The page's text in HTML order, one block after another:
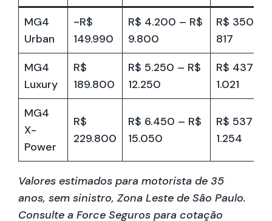
MG4
Urban
~R$
149.990
R$ 4.200 – R$
9.800
R$ 350 –
817
MG4
Luxury
R$
189.800
R$ 5.250 – R$
12.250
R$ 437 –
1.021
MG4
X-
Power
R$
229.800
R$ 6.450 – R$
15.050
R$ 537 –
1.254
Valores estimados para motorista de 35
anos, sem sinistro, Zona Leste de São Paulo.
Consulte a Force Seguros para cotação